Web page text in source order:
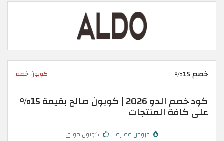
خصم 15% كوبون خصم
كود خصم الدو 2026 | كوبون صالح بقيمة 15%
على كافة المنتجات
عروض مميزة كوبون موثق